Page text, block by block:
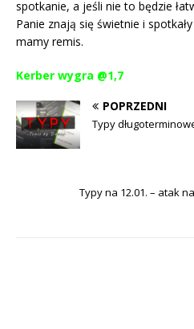
spotkanie, a jeśli nie to będzie
Panie znają się świetnie i
mamy remis.
Kerber wygra @1,7
POPRZEDNI
Typy
Typy na 12.01. – atak